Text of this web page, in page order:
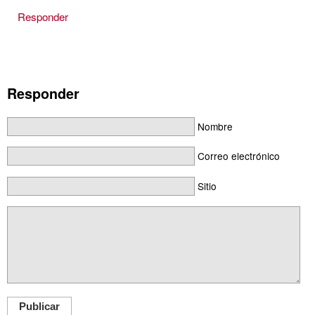
Responder
Responder
Nombre
Correo electrónico
Sitio
Publicar